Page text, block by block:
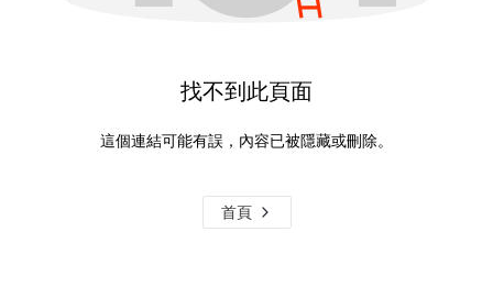
找不到此頁面
這個連結可能有誤，內容已被隱藏或刪除。
首頁